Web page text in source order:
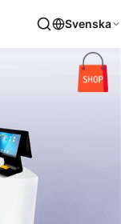
Svenska